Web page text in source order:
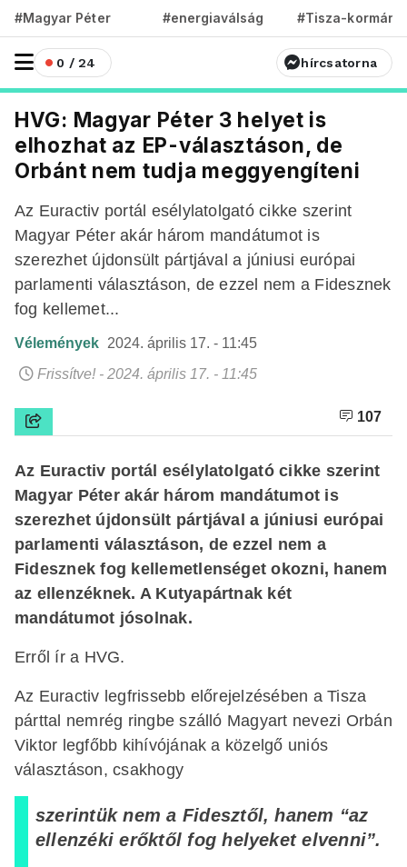
#Magyar Péter #energiaválság #Tisza-kormány
0 / 24 hírcsatorna
HVG: Magyar Péter 3 helyet is
elhozhat az EP-választáson, de
Orbánt nem tudja meggyengíteni
Az Euractiv portál esélylatolgató cikke szerint
Magyar Péter akár három mandátumot is
szerezhet újdonsült pártjával a júniusi európai
parlamenti választáson, de ezzel nem a Fidesznek
fog kellemet...
Vélemények 2024. április 17. - 11:45
Frissítve! - 2024. április 17. - 11:45
107
Az Euractiv portál esélylatolgató cikke szerint
Magyar Péter akár három mandátumot is
szerezhet újdonsült pártjával a júniusi európai
parlamenti választáson, de ezzel nem a
Fidesznek fog kellemetlenséget okozni, hanem
az ellenzéknek. A Kutyapártnak két
mandátumot jósolnak.
Erről ír a HVG.
Az Euractiv legfrissebb előrejelzésében a Tisza
párttal nemrég ringbe szálló Magyart nevezi Orbán
Viktor legfőbb kihívójának a közelgő uniós
választáson, csakhogy
szerintük nem a Fidesztől, hanem “az
ellenzéki erőktől fog helyeket elvenni”.